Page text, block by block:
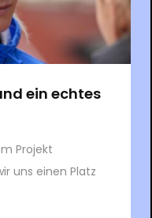
ein echtes
Projekt
uns einen Platz